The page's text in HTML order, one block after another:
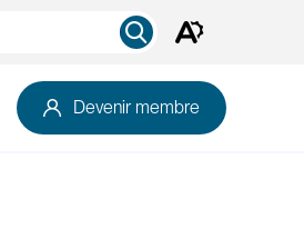
Ouvrez
d'outils
d'accessibilité.
Devenir membre